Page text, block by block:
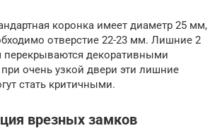
коронка имеет диаметр 25 мм,
отверстие 22-23 мм. Лишние 2
декоративными
очень узкой двери эти лишние
стать критичными.
врезных замков